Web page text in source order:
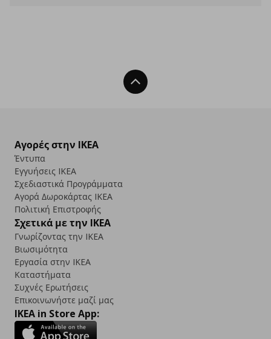
Back To Top
Αγορές στην IKEA
Έντυπα
Εγγυήσεις IKEA
Σχεδιαστικά Προγράμματα
Αγορά Δωρoκάρτας IKEA
Πολιτική Επιστροφής
Σχετικά με την IKEA
Γνωρίζοντας την IKEA
Βιωσιμότητα
Εργασία στην IKEA
Καταστήματα
Συχνές Ερωτήσεις
Επικοινωνήστε μαζί μας
IKEA in Store App: